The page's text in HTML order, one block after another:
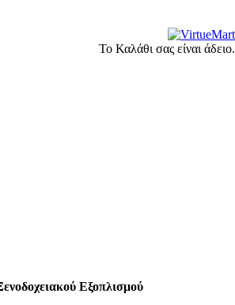
Το Καλάθι σας είναι άδειο.
Εξοπλισμού